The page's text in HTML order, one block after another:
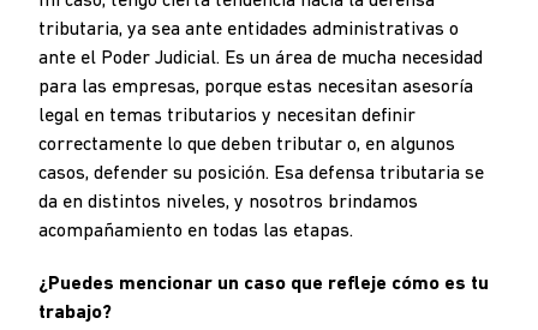
tributaria, ya sea ante entidades administrativas o
ante el Poder Judicial. Es un área de mucha necesidad
para las empresas, porque estas necesitan asesoría
legal en temas tributarios y necesitan definir
correctamente lo que deben tributar o, en algunos
casos, defender su posición. Esa defensa tributaria se
da en distintos niveles, y nosotros brindamos
acompañamiento en todas las etapas.
¿Puedes mencionar un caso que refleje cómo es tu
trabajo?